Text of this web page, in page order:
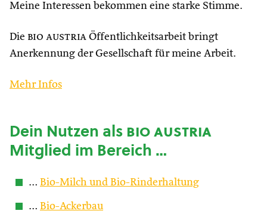
Meine Interessen bekommen eine starke Stimme.
Die bio austria Öffentlichkeitsarbeit bringt
Anerkennung der Gesellschaft für meine Arbeit.
Mehr Infos
Dein Nutzen alsbio austria
Mitglied im Bereich …
… Bio-Milch und Bio-Rinderhaltung
… Bio-Ackerbau